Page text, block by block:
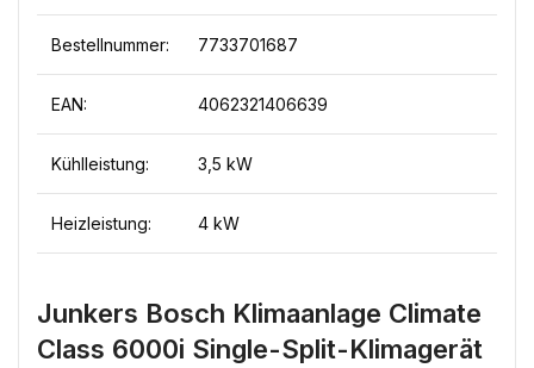
Bestellnummer: 7733701687
EAN: 4062321406639
Kühlleistung: 3,5 kW
Heizleistung: 4 kW
Junkers Bosch Klimaanlage Climate
Class 6000i Single-Split-Klimagerät